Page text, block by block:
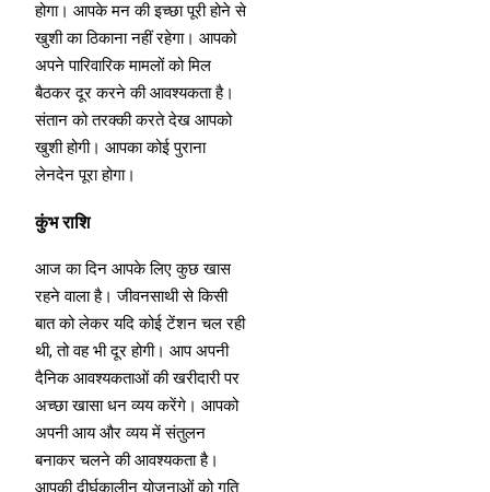
होगा। आपके मन की इच्छा पूरी होने से
खुशी का ठिकाना नहीं रहेगा। आपको
अपने पारिवारिक मामलों को मिल
बैठकर दूर करने की आवश्यकता है।
संतान को तरक्की करते देख आपको
खुशी होगी। आपका कोई पुराना
लेनदेन पूरा होगा।
कुंभ राशि
आज का दिन आपके लिए कुछ खास
रहने वाला है। जीवनसाथी से किसी
बात को लेकर यदि कोई टेंशन चल रही
थी, तो वह भी दूर होगी। आप अपनी
दैनिक आवश्यकताओं की खरीदारी पर
अच्छा खासा धन व्यय करेंगे। आपको
अपनी आय और व्यय में संतुलन
बनाकर चलने की आवश्यकता है।
आपकी दीर्घकालीन योजनाओं को गति